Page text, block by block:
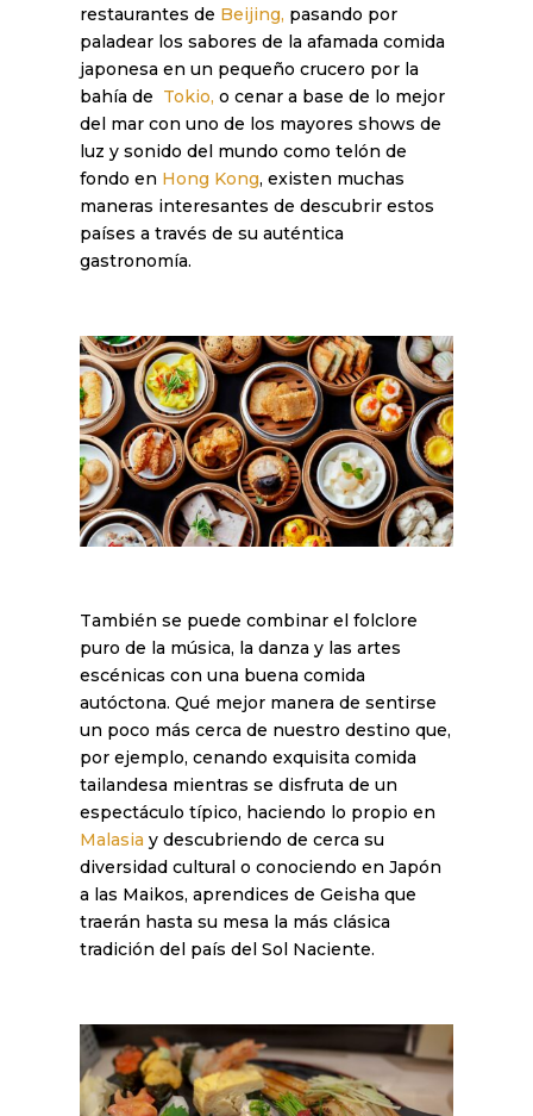
restaurantes de Beijing, pasando por
paladear los sabores de la afamada comida
japonesa en un pequeño crucero por la
bahía de Tokio,o cenar a base de lo mejor
del mar con uno de los mayores shows de
luz y sonido del mundo como telón de
fondo en Hong Kong, existen muchas
maneras interesantes de descubrir estos
países a través de su auténtica
gastronomía.
También se puede combinar el folclore
puro de la música, la danza y las artes
escénicas con una buena comida
autóctona. Qué mejor manera de sentirse
un poco más cerca de nuestro destino que,
por ejemplo, cenando exquisita comida
tailandesa mientras se disfruta de un
espectáculo típico, haciendo lo propio en
Malasia y descubriendo de cerca su
diversidad cultural o conociendo en Japón
a las Maikos, aprendices de Geisha que
traerán hasta su mesa la más clásica
tradición del país del Sol Naciente.